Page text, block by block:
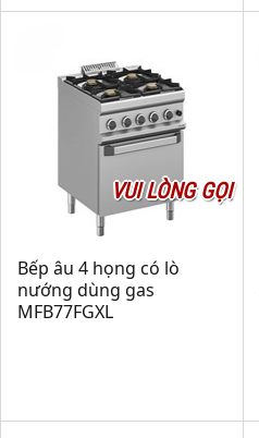
VUI LÒNG GỌI
Bếp âu 4 họng có lò
nướng dùng gas
MFB77FGXL